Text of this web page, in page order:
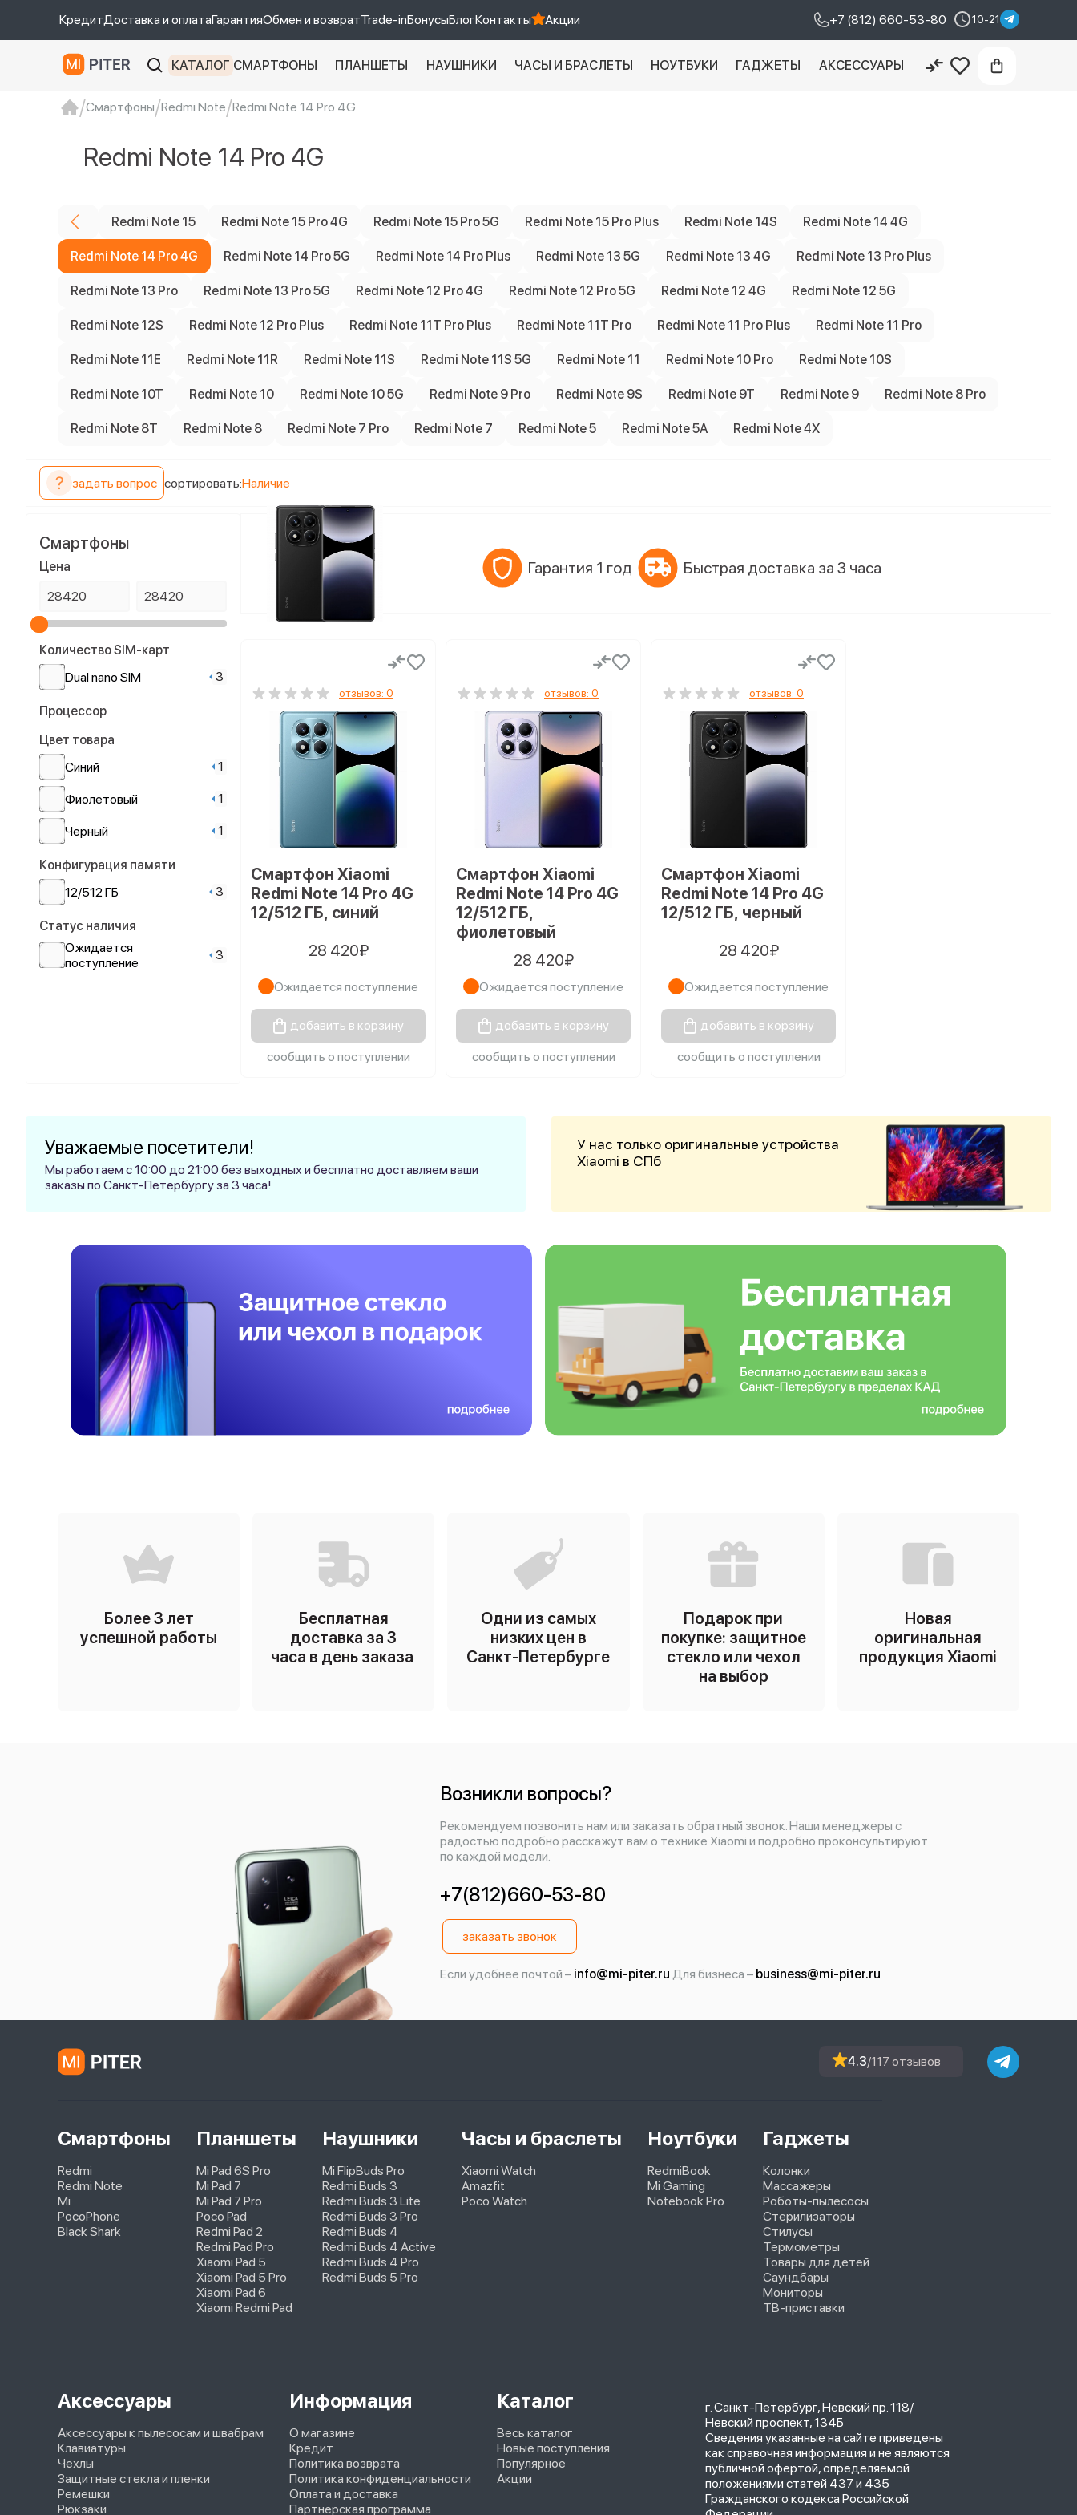
КредитДоставка и оплатаГарантияОбмен и возвратTrade-inБонусыБлогКонтакты Акции +7 (812) 660-53-80 10-21
КАТАЛОГ СМАРТФОНЫ ПЛАНШЕТЫ НАУШНИКИ ЧАСЫ И БРАСЛЕТЫ НОУТБУКИ ГАДЖЕТЫ АКСЕССУАРЫ
Смартфоны Redmi Note Redmi Note 14 Pro 4G
Redmi Note 14 Pro 4G
Redmi Note 15 Redmi Note 15 Pro 4G Redmi Note 15 Pro 5G Redmi Note 15 Pro Plus Redmi Note 14S Redmi Note 14 4G
Redmi Note 14 Pro 4G Redmi Note 14 Pro 5G Redmi Note 14 Pro Plus Redmi Note 13 5G Redmi Note 13 4G Redmi Note 13 Pro Plus
Redmi Note 13 Pro Redmi Note 13 Pro 5G Redmi Note 12 Pro 4G Redmi Note 12 Pro 5G Redmi Note 12 4G Redmi Note 12 5G
Redmi Note 12S Redmi Note 12 Pro Plus Redmi Note 11T Pro Plus Redmi Note 11T Pro Redmi Note 11 Pro Plus Redmi Note 11 Pro
Redmi Note 11E Redmi Note 11R Redmi Note 11S Redmi Note 11S 5G Redmi Note 11 Redmi Note 10 Pro Redmi Note 10S
Redmi Note 10T Redmi Note 10 Redmi Note 10 5G Redmi Note 9 Pro Redmi Note 9S Redmi Note 9T Redmi Note 9 Redmi Note 8 Pro
Redmi Note 8T Redmi Note 8 Redmi Note 7 Pro Redmi Note 7 Redmi Note 5 Redmi Note 5A Redmi Note 4X
задать вопрос сортировать:Наличие
Смартфоны
Цена
Количество SIM-карт
Dual nano SIM
3
Процессор
Цвет товара
Синий
1
Фиолетовый 1
Черный 1
Конфигурация памяти
12/512 ГБ
3
Статус наличия
Ожидается
поступление
3
Гарантия 1 год Быстрая доставка за 3 часа
отзывов: 0
Смартфон Xiaomi
Redmi Note 14 Pro 4G
12/512 ГБ, синий
28 420₽
Ожидается поступление
добавить в корзину
сообщить о поступлении
отзывов: 0
Смартфон Xiaomi
Redmi Note 14 Pro 4G
12/512 ГБ,
фиолетовый
28 420₽
Ожидается поступление
добавить в корзину
сообщить о поступлении
отзывов: 0
Смартфон Xiaomi
Redmi Note 14 Pro 4G
12/512 ГБ, черный
28 420₽
Ожидается поступление
добавить в корзину
сообщить о поступлении
Уважаемые посетители!
Мы работаем с 10:00 до 21:00 без выходных и бесплатно доставляем ваши
заказы по Санкт-Петербургу за 3 часа!
У нас только оригинальные устройства
Xiaomi в СПб
Более 3 лет
успешной работы
Бесплатная
доставка за 3
часа в день заказа
Одни из самых
низких цен в
Санкт-Петербурге
Подарок при
покупке: защитное
стекло или чехол
на выбор
Новая
оригинальная
продукция Xiaomi
Возникли вопросы?
Рекомендуем позвонить нам или заказать обратный звонок. Наши менеджеры с
радостью подробно расскажут вам о технике Xiaomi и подробно проконсультируют
по каждой модели.
+7(812)660-53-80
заказать звонок
Если удобнее почтой – info@mi-piter.ru Для бизнеса – business@mi-piter.ru
4.3/117 отзывов
Смартфоны
Redmi
Redmi Note
Mi
PocoPhone
Black Shark
Планшеты
Mi Pad 6S Pro
Mi Pad 7
Mi Pad 7 Pro
Poco Pad
Redmi Pad 2
Redmi Pad Pro
Xiaomi Pad 5
Xiaomi Pad 5 Pro
Xiaomi Pad 6
Xiaomi Redmi Pad
Наушники
Mi FlipBuds Pro
Redmi Buds 3
Redmi Buds 3 Lite
Redmi Buds 3 Pro
Redmi Buds 4
Redmi Buds 4 Active
Redmi Buds 4 Pro
Redmi Buds 5 Pro
Часы и браслеты
Xiaomi Watch
Amazfit
Poco Watch
Ноутбуки
RedmiBook
Mi Gaming
Notebook Pro
Гаджеты
Колонки
Массажеры
Роботы-пылесосы
Стерилизаторы
Стилусы
Термометры
Товары для детей
Саундбары
Мониторы
ТВ-приставки
Аксессуары
Аксессуары к пылесосам и швабрам
Клавиатуры
Чехлы
Защитные стекла и пленки
Ремешки
Рюкзаки
Информация
О магазине
Кредит
Политика возврата
Политика конфиденциальности
Оплата и доставка
Партнерская программа
Каталог
Весь каталог
Новые поступления
Популярное
Акции
г. Санкт-Петербург, Невский пр. 118/
Невский проспект, 134Б
Сведения указанные на сайте приведены
как справочная информация и не являются
публичной офертой, определяемой
положениями статей 437 и 435
Гражданского кодекса Российской